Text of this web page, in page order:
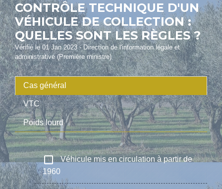
CONTRÔLE TECHNIQUE D'UN
VÉHICULE DE COLLECTION :
QUELLES SONT LES RÈGLES ?
Vérifié le 01 Jan 2023 - Direction de l'information légale et
administrative (Première ministre)
Cas général
VTC
Poids lourd
check_box_outline_blank Véhicule mis en circulation à partir de
1960